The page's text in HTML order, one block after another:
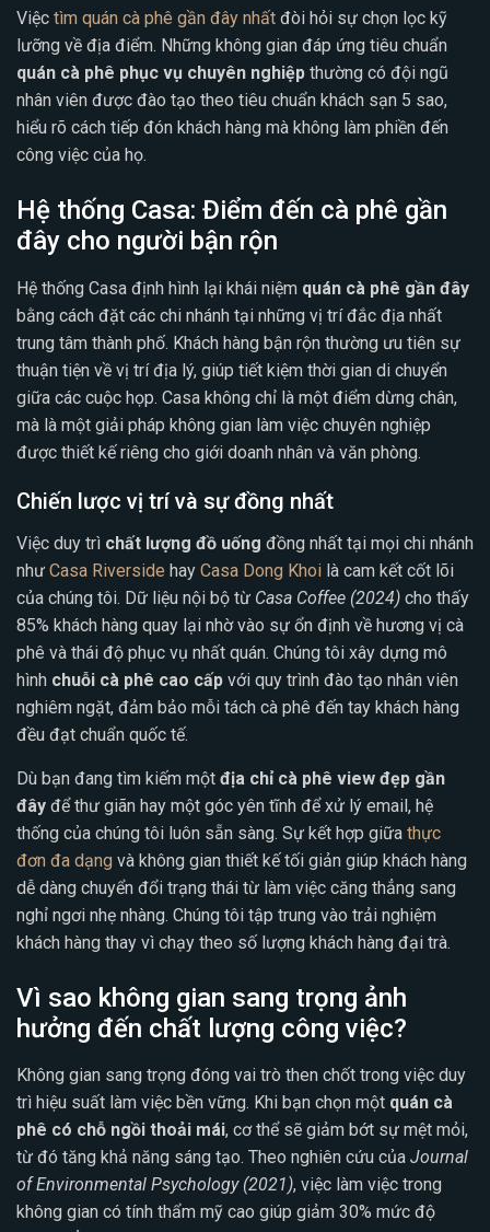
Việc tìm quán cà phê gần đây nhất đòi hỏi sự chọn lọc kỹ
lưỡng về địa điểm. Những không gian đáp ứng tiêu chuẩn
quán cà phê phục vụ chuyên nghiệp thường có đội ngũ
nhân viên được đào tạo theo tiêu chuẩn khách sạn 5 sao,
hiểu rõ cách tiếp đón khách hàng mà không làm phiền đến
công việc của họ.
Hệ thống Casa: Điểm đến cà phê gần
đây cho người bận rộn
Hệ thống Casa định hình lại khái niệm quán cà phê gần đây
bằng cách đặt các chi nhánh tại những vị trí đắc địa nhất
trung tâm thành phố. Khách hàng bận rộn thường ưu tiên sự
thuận tiện về vị trí địa lý, giúp tiết kiệm thời gian di chuyển
giữa các cuộc họp. Casa không chỉ là một điểm dừng chân,
mà là một giải pháp không gian làm việc chuyên nghiệp
được thiết kế riêng cho giới doanh nhân và văn phòng.
Chiến lược vị trí và sự đồng nhất
Việc duy trì chất lượng đồ uống đồng nhất tại mọi chi nhánh
như Casa Riverside hay Casa Dong Khoi là cam kết cốt lõi
của chúng tôi. Dữ liệu nội bộ từ Casa Coffee (2024) cho thấy
85% khách hàng quay lại nhờ vào sự ổn định về hương vị cà
phê và thái độ phục vụ nhất quán. Chúng tôi xây dựng mô
hình chuỗi cà phê cao cấp với quy trình đào tạo nhân viên
nghiêm ngặt, đảm bảo mỗi tách cà phê đến tay khách hàng
đều đạt chuẩn quốc tế.
Dù bạn đang tìm kiếm một địa chỉ cà phê view đẹp gần
đây để thư giãn hay một góc yên tĩnh để xử lý email, hệ
thống của chúng tôi luôn sẵn sàng. Sự kết hợp giữa thực
đơn đa dạng và không gian thiết kế tối giản giúp khách hàng
dễ dàng chuyển đổi trạng thái từ làm việc căng thẳng sang
nghỉ ngơi nhẹ nhàng. Chúng tôi tập trung vào trải nghiệm
khách hàng thay vì chạy theo số lượng khách hàng đại trà.
Vì sao không gian sang trọng ảnh
hưởng đến chất lượng công việc?
Không gian sang trọng đóng vai trò then chốt trong việc duy
trì hiệu suất làm việc bền vững. Khi bạn chọn một quán cà
phê có chỗ ngồi thoải mái, cơ thể sẽ giảm bớt sự mệt mỏi,
từ đó tăng khả năng sáng tạo. Theo nghiên cứu của Journal
of Environmental Psychology (2021), việc làm việc trong
không gian có tính thẩm mỹ cao giúp giảm 30% mức độ